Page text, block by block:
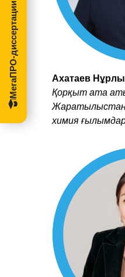
Ахатаев
Қорқыт ата
химия
МегаПРО-диссертации